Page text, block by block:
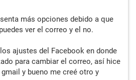
más opciones debido a que
ver el correo y el no.
ajustes del Facebook en donde
para cambiar el correo, así hice
y bueno me creé otro y